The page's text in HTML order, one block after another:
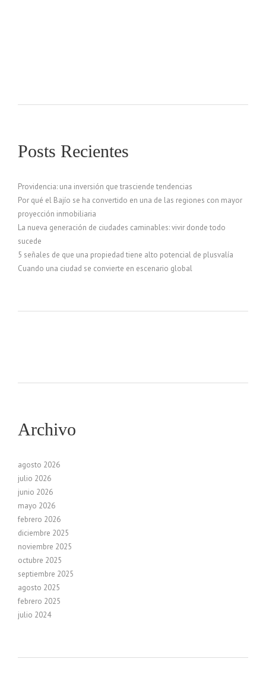
Posts Recientes
Providencia: una inversión que trasciende tendencias
Por qué el Bajío se ha convertido en una de las regiones con mayor
proyección inmobiliaria
La nueva generación de ciudades caminables: vivir donde todo
sucede
5 señales de que una propiedad tiene alto potencial de plusvalía
Cuando una ciudad se convierte en escenario global
Archivo
agosto 2026
julio 2026
junio 2026
mayo 2026
febrero 2026
diciembre 2025
noviembre 2025
octubre 2025
septiembre 2025
agosto 2025
febrero 2025
julio 2024